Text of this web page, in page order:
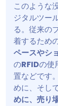
このような
ジタルツー
る。従来の
着するため
ペースやシ
のRFIDの使
置などです
めに、そし
めに、売り